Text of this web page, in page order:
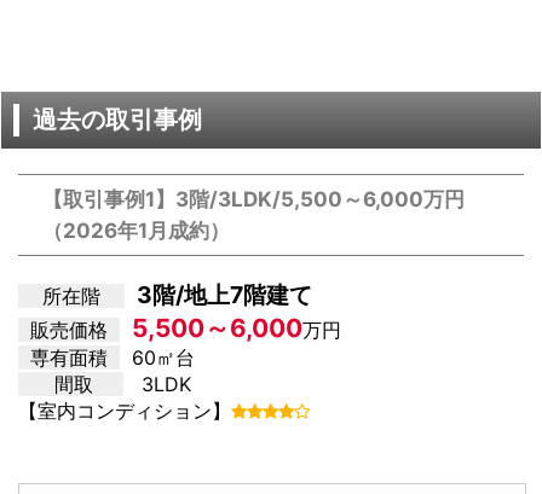
過去の取引事例
【取引事例1】3階/3LDK/5,500～6,000万円
（2026年1月成約）
所在階 3階/地上7階建て
販売価格 5,500～6,000万円
専有面積
60㎡台
間取
3LDK
【室内コンディション】